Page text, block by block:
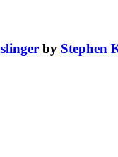
by Stephen